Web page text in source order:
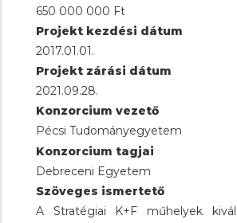
650 000 000 Ft
Projekt kezdési dátum
2017.01.01.
Projekt zárási dátum
2021.09.28.
Konzorcium vezető
Pécsi Tudományegyetem
Konzorcium tagjai
Debreceni Egyetem
Szöveges ismertető
A Stratégiai K+F műhelyek